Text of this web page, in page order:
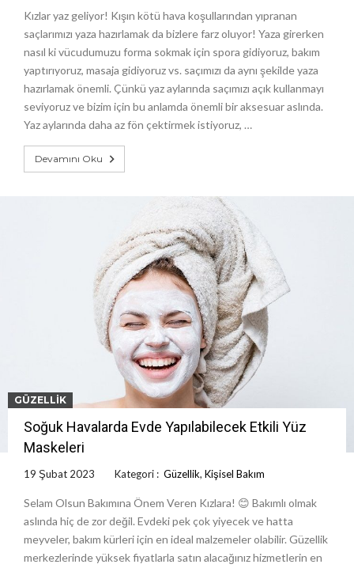
Kızlar yaz geliyor! Kışın kötü hava koşullarından yıpranan
saçlarımızı yaza hazırlamak da bizlere farz oluyor! Yaza girerken
nasıl ki vücudumuzu forma sokmak için spora gidiyoruz, bakım
yaptırıyoruz, masaja gidiyoruz vs. saçımızı da aynı şekilde yaza
hazırlamak önemli. Çünkü yaz aylarında saçımızı açık kullanmayı
seviyoruz ve bizim için bu anlamda önemli bir aksesuar aslında.
Yaz aylarında daha az fön çektirmek istiyoruz, …
Devamını Oku
GÜZELLIK
Soğuk Havalarda Evde Yapılabilecek Etkili Yüz
Maskeleri
19 Şubat 2023 Kategori : Güzellik, Kişisel Bakım
Selam Olsun Bakımına Önem Veren Kızlara! 😊 Bakımlı olmak
aslında hiç de zor değil. Evdeki pek çok yiyecek ve hatta
meyveler, bakım kürleri için en ideal malzemeler olabilir. Güzellik
merkezlerinde yüksek fiyatlarla satın alacağınız hizmetlerin en